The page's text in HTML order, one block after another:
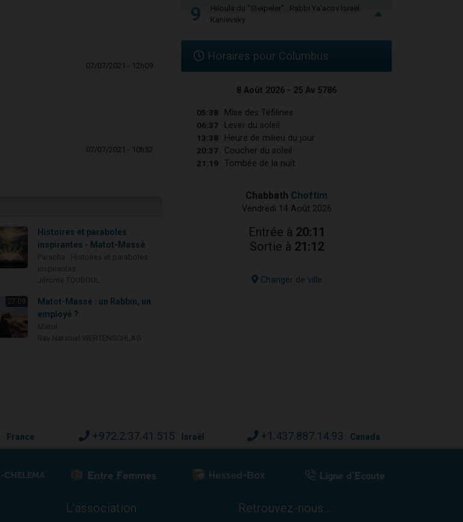
07/07/2021 - 12h09
07/07/2021 - 10h52
Histoires et paraboles
inspirantes - Matot-Massé
27:09
Matot-Massé : un Rabbin, un
employé ?
9
Hiloula du "Steïpeler" : Rabbi Ya’acov Israël
Kanievsky
Horaires pour Columbus
8 Août 2026 - 25 Av 5786
05:38 Mise des Téfilines
06:37 Lever du soleil
13:38 Heure de milieu du jour
20:37 Coucher du soleil
21:19 Tombée de la nuit
Chabbath Choftim
Vendredi 14 Août 2026
Entrée à 20:11
Sortie à 21:12
Changer de ville
France +972.2.37.41.515 Israël +1.437.887.14.93 Canada
L'association Retrouvez-nous...